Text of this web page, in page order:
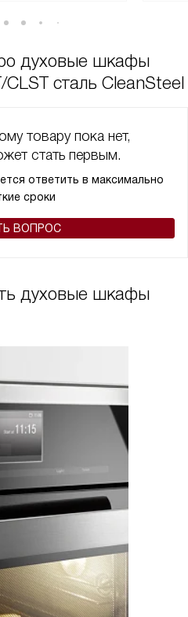
духовые шкафы
сталь CleanSteel
товару пока нет,
стать первым.
ответить в максимально
сроки
ВОПРОС
духовые шкафы